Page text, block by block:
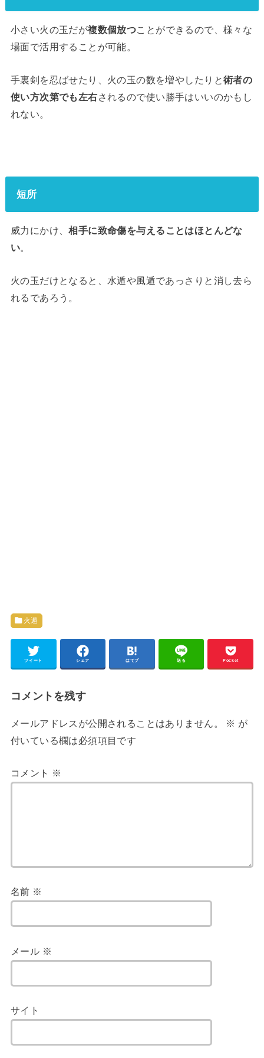
小さい火の玉だが複数個放つことができるので、様々な
場面で活用することが可能。
手裏剣を忍ばせたり、火の玉の数を増やしたりと術者の
使い方次第でも左右されるので使い勝手はいいのかもし
れない。
短所
威力にかけ、相手に致命傷を与えることはほとんどな
い。
火の玉だけとなると、水遁や風遁であっさりと消し去ら
れるであろう。
火遁
ツイート シェア はてブ 送る Pocket
コメントを残す
メールアドレスが公開されることはありません。 ※ が
付いている欄は必須項目です
コメント ※
名前 ※
メール ※
サイト